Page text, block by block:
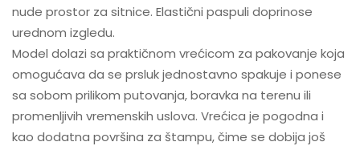
nude prostor za sitnice. Elastični paspuli doprinose
urednom izgledu.
Model dolazi sa praktičnom vrećicom za pakovanje koja
omogućava da se prsluk jednostavno spakuje i ponese
sa sobom prilikom putovanja, boravka na terenu ili
promenljivih vremenskih uslova. Vrećica je pogodna i
kao dodatna površina za štampu, čime se dobija još